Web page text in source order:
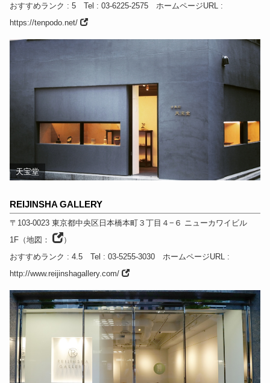
おすすめランク : 5 Tel : 03-6225-2575 ホームページURL
:
https://tenpodo.net/
天宝堂
REIJINSHA GALLERY
〒103-0023 東京都中央区日本橋本町３丁目４−６ ニューカワイビル
1F（地図：
）
おすすめランク : 4.5 Tel : 03-5255-3030 ホームページURL:
http://www.reijinshagallery.com/